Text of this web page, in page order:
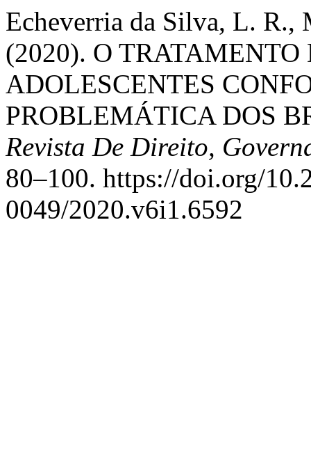
Echeverria da Silva, L.
(2020). O
ADOLESCENTES
PROBLEMÁTICA DOS
Revista De Direito,
80–100. https://doi.org/
0049/2020.v6i1.6592